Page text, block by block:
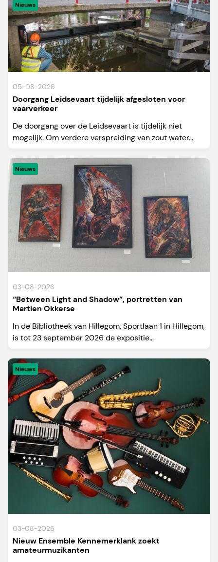
Nieuws
05-08-2026
Doorgang Leidsevaart tijdelijk afgesloten voor
vaarverkeer
De doorgang over de Leidsevaart is tijdelijk niet
mogelijk. Om verdere verspreiding van zout water...
Nieuws
03-08-2026
“Between Light and Shadow”, portretten van
Martien Okkerse
In de Bibliotheek van Hillegom, Sportlaan 1 in Hillegom,
is tot 23 september 2026 de expositie...
Nieuws
03-08-2026
Nieuw Ensemble Kennemerklank zoekt
amateurmuzikanten